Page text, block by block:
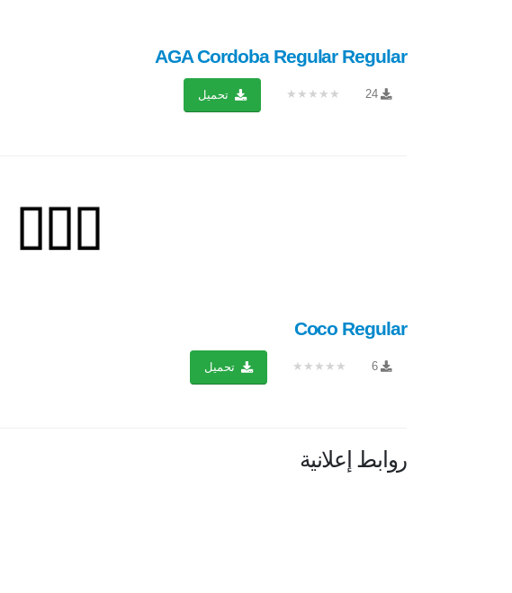
AGA Cordoba Regular Regular
24
★★★★★ تحميل
Coco Regular
6
★★★★★ تحميل
روابط إعلانية